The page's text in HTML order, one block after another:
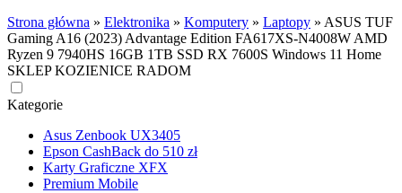
Strona główna » Elektronika » Komputery » Laptopy » ASUS TUF
Gaming A16 (2023) Advantage Edition FA617XS-N4008W AMD
Ryzen 9 7940HS 16GB 1TB SSD RX 7600S Windows 11 Home
SKLEP KOZIENICE RADOM
Kategorie
Asus Zenbook UX3405
Epson CashBack do 510 zł
Karty Graficzne XFX
Premium Mobile